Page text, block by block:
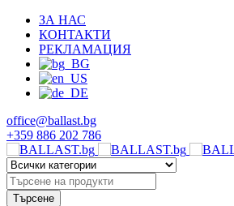
ЗА НАС
КОНТАКТИ
РЕКЛАМАЦИЯ
office@ballast.bg
+359 886 202 786